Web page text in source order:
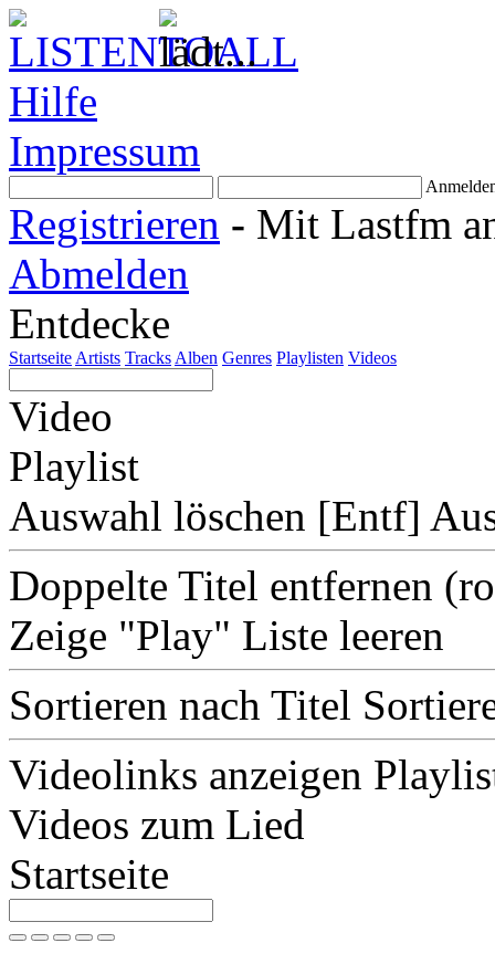
Hilfe
Impressum
Registrieren - Mit Lastfm
Abmelden
Entdecke
Startseite Artists Tracks Alben Genres Playlisten Videos
Video
Playlist
Auswahl löschen [Entf]
Doppelte Titel entfernen
Zeige "Play" Liste leeren
Sortieren nach Titel
Videolinks anzeigen
Videos zum Lied
Startseite